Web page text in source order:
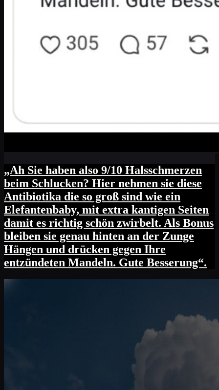
„Ah Sie haben also 9/10 Halsschmerzen
beim Schlucken? Hier nehmen sie diese
Antibiotika die so groß sind wie ein
Elefantenbaby, mit extra kantigen Seiten
damit es richtig schön zwirbelt. Als Bonus
bleiben sie genau hinten an der Zunge
Hängen und drücken gegen Ihre
entzündeten Mandeln. Gute Besserung“.